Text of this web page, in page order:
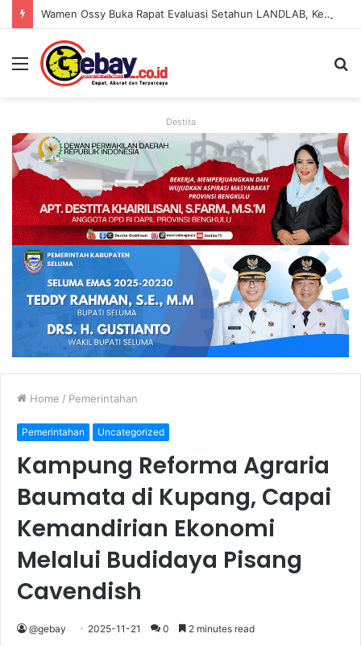
Wamen Ossy Buka Rapat Evaluasi Setahun LANDLAB, Kerja Sama Kementerian ATR/BPN Bersama JICA
Destita
Home / Pemerintahan
Pemerintahan Uncategorized
Kampung Reforma Agraria
Baumata di Kupang, Capai
Kemandirian Ekonomi
Melalui Budidaya Pisang
Cavendish
@gebay 2025-11-21 0 2 minutes read